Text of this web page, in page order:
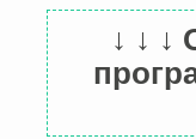
↓ ↓ ↓